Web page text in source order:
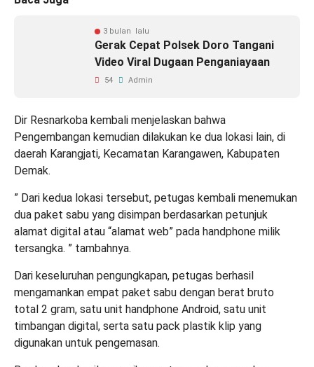
3 bulan lalu
Gerak Cepat Polsek Doro Tangani
Video Viral Dugaan Penganiayaan
54 Admin
Dir Resnarkoba kembali menjelaskan bahwa
Pengembangan kemudian dilakukan ke dua lokasi lain, di
daerah Karangjati, Kecamatan Karangawen, Kabupaten
Demak.
” Dari kedua lokasi tersebut, petugas kembali menemukan
dua paket sabu yang disimpan berdasarkan petunjuk
alamat digital atau “alamat web” pada handphone milik
tersangka. ” tambahnya.
Dari keseluruhan pengungkapan, petugas berhasil
mengamankan empat paket sabu dengan berat bruto
total 2 gram, satu unit handphone Android, satu unit
timbangan digital, serta satu pack plastik klip yang
digunakan untuk pengemasan.